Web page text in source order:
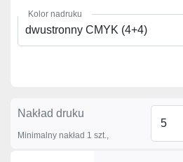
Kolor nadruku
dwustronny CMYK (4+4)
Nakład druku
Minimalny nakład 1 szt.,